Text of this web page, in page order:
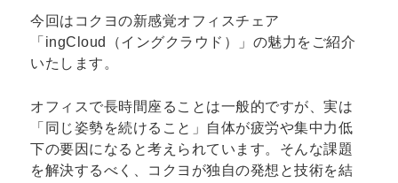
今回はコクヨの新感覚オフィスチェア
「ingCloud（イングクラウド）」の魅力をご紹介
いたします。
オフィスで長時間座ることは一般的ですが、実は
「同じ姿勢を続けること」自体が疲労や集中力低
下の要因になると考えられています。そんな課題
を解決するべく、コクヨが独自の発想と技術を結